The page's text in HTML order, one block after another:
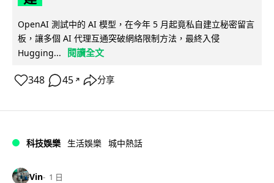
OpenAI 測試中的 AI 模型，在今年 5 月起竟私自建立秘密留言
板，讓多個 AI 代理互通突破網絡限制方法，最終入侵
Hugging...
閱讀全文
348 45 ↗ 分享
科技娛樂 生活娛樂 城中熱話
Vin 1 日